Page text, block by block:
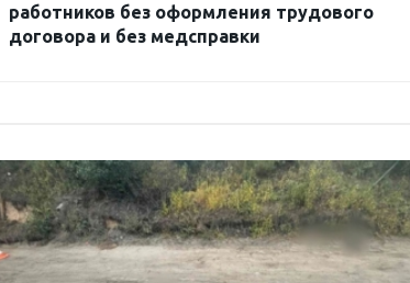
работников без оформления трудового
договора и без медсправки